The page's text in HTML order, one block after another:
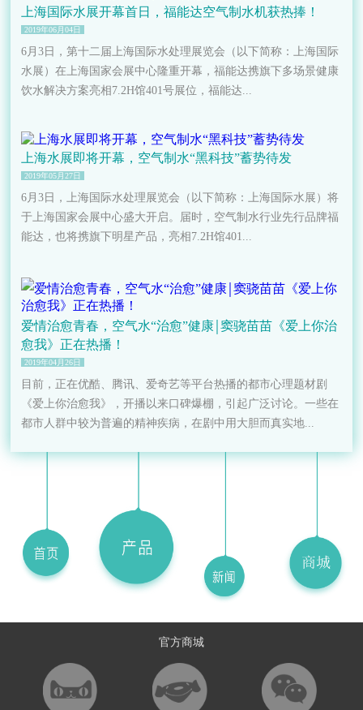
上海国际水展开幕首日，福能达空气制水机获热捧！
2019年06月04日
6月3日，第十二届上海国际水处理展览会（以下简称：上海国际
水展）在上海国家会展中心隆重开幕，福能达携旗下多场景健康
饮水解决方案亮相7.2H馆401号展位，福能达...
上海水展即将开幕，空气制水“黑科技”蓄势待发
2019年05月27日
6月3日，上海国际水处理展览会（以下简称：上海国际水展）将
于上海国家会展中心盛大开启。届时，空气制水行业先行品牌福
能达，也将携旗下明星产品，亮相7.2H馆401...
爱情治愈青春，空气水“治愈”健康￨窦骁苗苗《爱上你治
愈我》正在热播！
2019年04月26日
目前，正在优酷、腾讯、爱奇艺等平台热播的都市心理题材剧
《爱上你治愈我》，开播以来口碑爆棚，引起广泛讨论。一些在
都市人群中较为普遍的精神疾病，在剧中用大胆而真实地...
官方商城